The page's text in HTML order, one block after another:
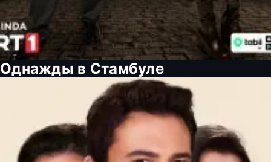
Однажды в Стамбуле